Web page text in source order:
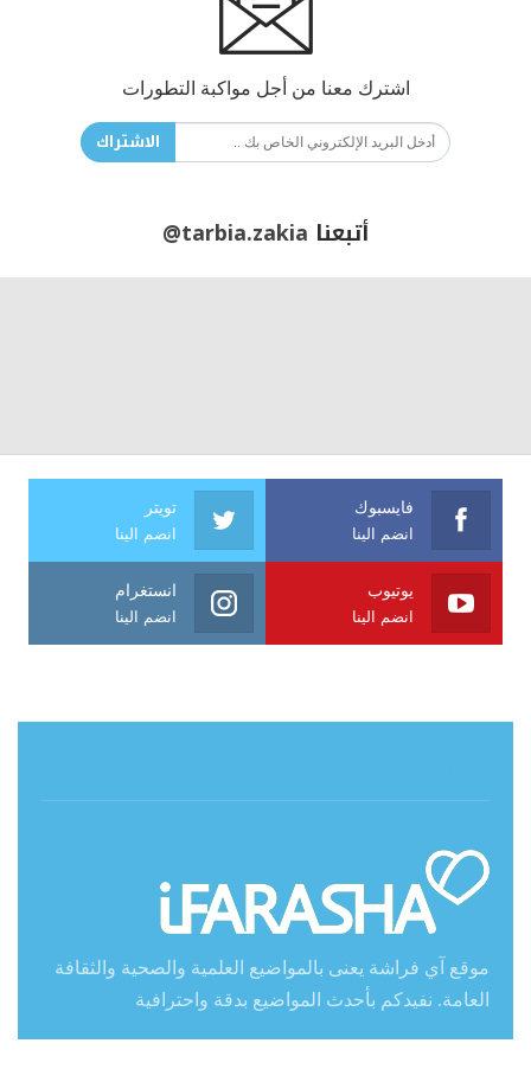
اشترك معنا من أجل مواكبة التطورات
الاشتراك
أتبعنا @tarbia.zakia
فايسبوك
انضم الينا
تويتر
انضم الينا
يوتيوب
انضم الينا
انستغرام
انضم الينا
موقع آي فراشة يعنى بالمواضيع العلمية والصحية والثقافة
العامة. نفيدكم بأحدث المواضيع بدقة واحترافية